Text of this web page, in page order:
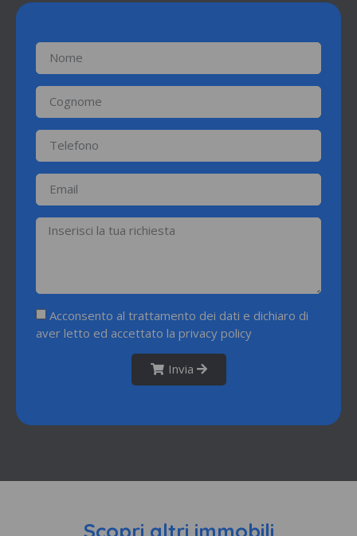
Acconsento al trattamento dei dati e dichiaro di
aver letto ed accettato la privacy policy
Invia
Scopri altri immobili